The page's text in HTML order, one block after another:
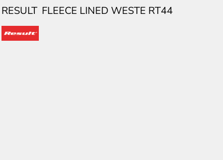
RESULT FLEECE LINED WESTE RT44